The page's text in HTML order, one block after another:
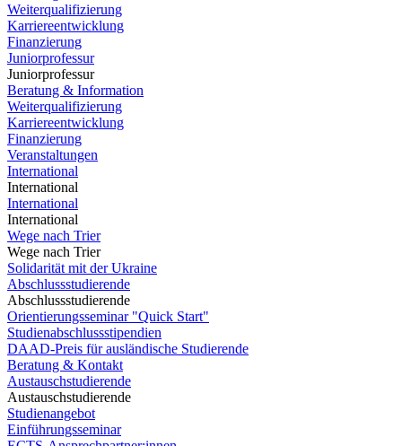
Weiterqualifizierung
Karriereentwicklung
Finanzierung
Juniorprofessur
Juniorprofessur
Beratung & Information
Weiterqualifizierung
Karriereentwicklung
Finanzierung
Veranstaltungen
International
International
International
International
Wege nach Trier
Wege nach Trier
Solidarität mit der Ukraine
Abschlussstudierende
Abschlussstudierende
Orientierungsseminar "Quick Start"
Studienabschlussstipendien
DAAD-Preis für ausländische Studierende
Beratung & Kontakt
Austauschstudierende
Austauschstudierende
Studienangebot
Einführungsseminar